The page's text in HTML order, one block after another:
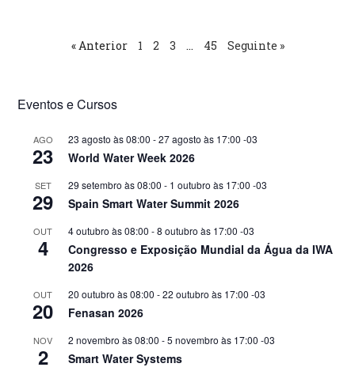
« Anterior 1 2 3 … 45 Seguinte »
Eventos e Cursos
AGO
23
23 agosto às 08:00 -27 agosto às 17:00 -03
World Water Week 2026
SET
29
29 setembro às 08:00 - 1 outubro às 17:00 -03
Spain Smart Water Summit 2026
OUT
4
4 outubro às 08:00 -8 outubro às 17:00 -03
Congresso e Exposição Mundial da Água da IWA
2026
OUT
20
20 outubro às 08:00 -22 outubro às 17:00 -03
Fenasan 2026
NOV
2
2 novembro às 08:00 -5 novembro às 17:00 -03
Smart Water Systems